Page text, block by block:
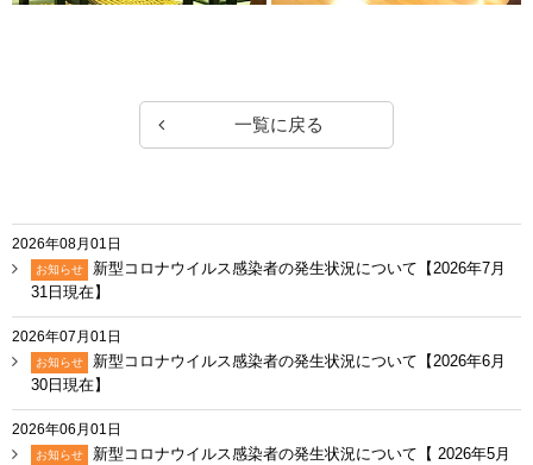
一覧に戻る
2026年08月01日
お知らせ
新型コロナウイルス感染者の発生状況について【2026年7月
31日現在】
2026年07月01日
お知らせ
新型コロナウイルス感染者の発生状況について【2026年6月
30日現在】
2026年06月01日
お知らせ
新型コロナウイルス感染者の発生状況について【 2026年5月